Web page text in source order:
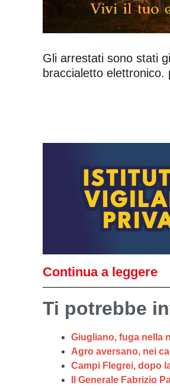
Gli arrestati sono stati
braccialetto elettronico.
Continua a leggere
Ti potrebbe
Giugliano, fuga nella
Agro aversano, nei
Campi Flegrei, dopo
Il Generale Fabrizio